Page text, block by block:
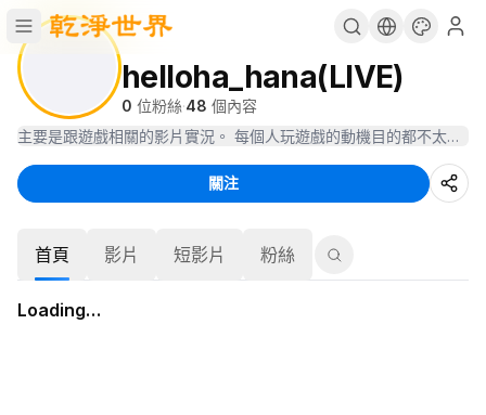
helloha_hana(LIVE)
0 位粉絲·48 個內容
關注
首頁 影片 短影片 粉絲
Loading…